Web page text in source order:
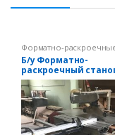
Форматно-
Б/у Форматно-
раскроечный
45 «Altendorf»